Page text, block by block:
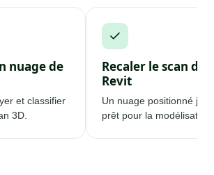
nuage de
et classifier
3D.
Recaler le scan
Revit
Un nuage positionné
prêt pour la modélisation.